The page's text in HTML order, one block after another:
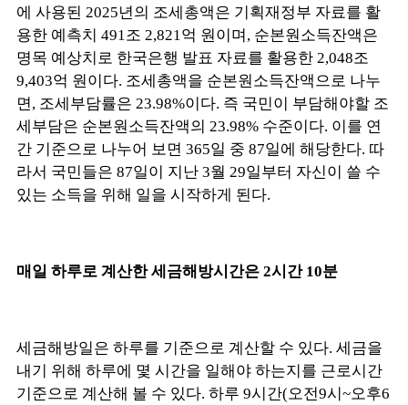
에 사용된 2025년의 조세총액은 기획재정부 자료를 활
용한 예측치 491조 2,821억 원이며, 순본원소득잔액은
명목 예상치로 한국은행 발표 자료를 활용한 2,048조
9,403억 원이다. 조세총액을 순본원소득잔액으로 나누
면, 조세부담률은 23.98%이다. 즉 국민이 부담해야할 조
세부담은 순본원소득잔액의 23.98% 수준이다. 이를 연
간 기준으로 나누어 보면 365일 중 87일에 해당한다. 따
라서 국민들은 87일이 지난 3월 29일부터 자신이 쓸 수
있는 소득을 위해 일을 시작하게 된다.
매일 하루로 계산한 세금해방시간은 2시간 10분
세금해방일은 하루를 기준으로 계산할 수 있다. 세금을
내기 위해 하루에 몇 시간을 일해야 하는지를 근로시간
기준으로 계산해 볼 수 있다. 하루 9시간(오전9시~오후6